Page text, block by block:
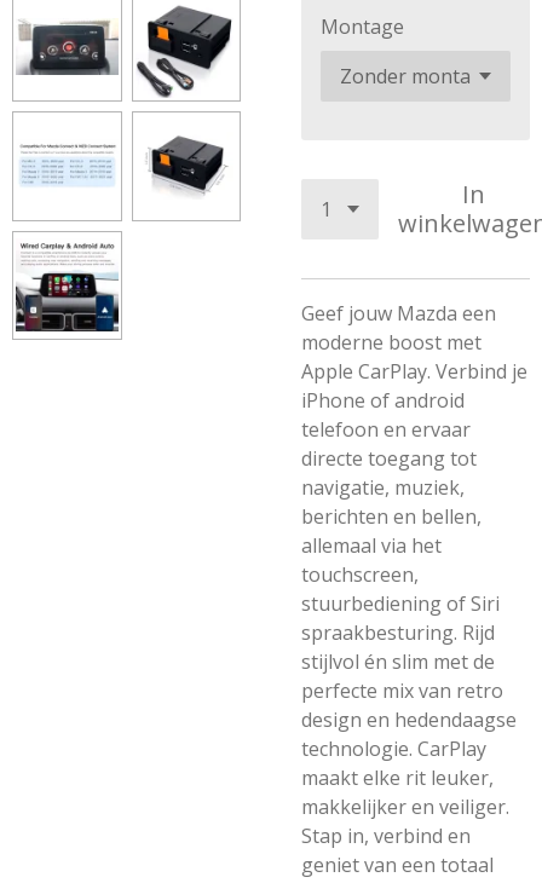
Montage
In
Geef jouw Mazda een
moderne boost met
Apple CarPlay. Verbind je
iPhone of android
telefoon en ervaar
directe toegang tot
navigatie, muziek,
berichten en bellen,
allemaal via het
touchscreen,
stuurbediening of Siri
spraakbesturing. Rijd
stijlvol én slim met de
perfecte mix van retro
design en hedendaagse
technologie. CarPlay
maakt elke rit leuker,
makkelijker en veiliger.
Stap in, verbind en
geniet van een totaal